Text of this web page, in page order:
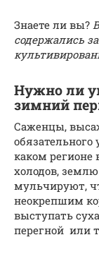
Знаете ли вы?
содержались
Нужно ли
зимний
Саженцы,
обязательного
каком
холодов,
мульчируют,
неокрепшим
выступать
перегной или